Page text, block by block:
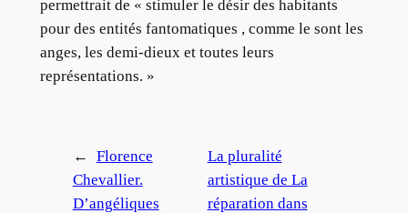
permettrait de « stimuler le désir des habitants
pour des entités fantomatiques , comme le sont les
anges, les demi-dieux et toutes leurs
représentations. »
←
Florence
Chevallier.
D’angéliques
La pluralité
artistique de La
réparation dans